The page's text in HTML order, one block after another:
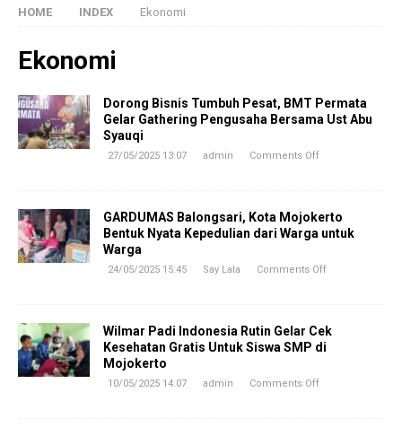
HOME INDEX Ekonomi
Ekonomi
Dorong Bisnis Tumbuh Pesat, BMT Permata
Gelar Gathering Pengusaha Bersama Ust Abu
Syauqi
27/05/2025 13:07 admin Comments Off
GARDUMAS Balongsari, Kota Mojokerto
Bentuk Nyata Kepedulian dari Warga untuk
Warga
24/05/2025 15:45 Say Lala Comments Off
Wilmar Padi Indonesia Rutin Gelar Cek
Kesehatan Gratis Untuk Siswa SMP di
Mojokerto
10/05/2025 14:07 admin Comments Off